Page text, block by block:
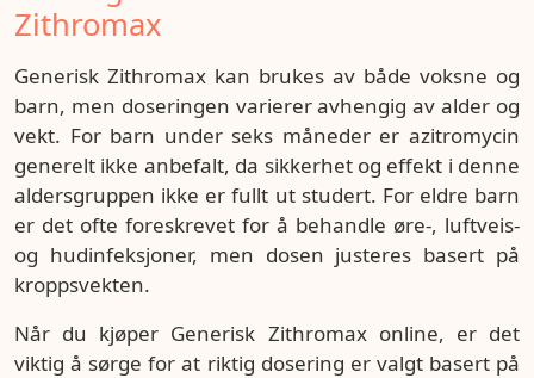
Zithromax
Generisk Zithromax kan brukes av både voksne og
barn, men doseringen varierer avhengig av alder og
vekt. For barn under seks måneder er azitromycin
generelt ikke anbefalt, da sikkerhet og effekt i denne
aldersgruppen ikke er fullt ut studert. For eldre barn
er det ofte foreskrevet for å behandle øre-, luftveis-
og hudinfeksjoner, men dosen justeres basert på
kroppsvekten.
Når du kjøper Generisk Zithromax online, er det
viktig å sørge for at riktig dosering er valgt basert på